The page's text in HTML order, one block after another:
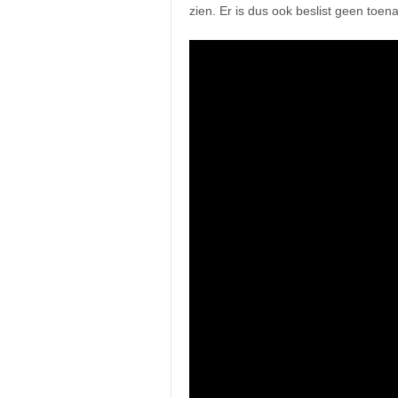
zien. Er is dus ook beslist geen